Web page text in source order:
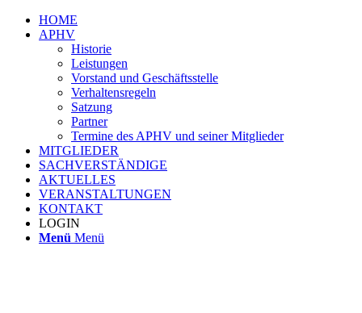
HOME
APHV
Historie
Leistungen
Vorstand und Geschäftsstelle
Verhaltensregeln
Satzung
Partner
Termine des APHV und seiner Mitglieder
MITGLIEDER
SACHVERSTÄNDIGE
AKTUELLES
VERANSTALTUNGEN
KONTAKT
LOGIN
Menü Menü